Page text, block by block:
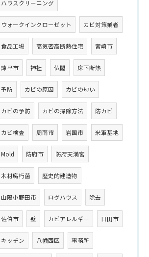
ハウスクリーニング
ウォークインクローゼット カビ対策業者
食品工場 高気密高断熱住宅 宮崎市
諫早市 神社 仏閣 床下断熱
予防 カビの原因 カビの匂い
カビの予防 カビの掃除方法 防カビ
カビ検査 周南市 岩国市 米軍基地
Mold 防府市 防府天満宮
木材腐朽菌 歴史的建造物
山陽小野田市 ログハウス 除去
佐伯市 壁 カビアレルギー 日田市
キッチン 八幡西区 事務所